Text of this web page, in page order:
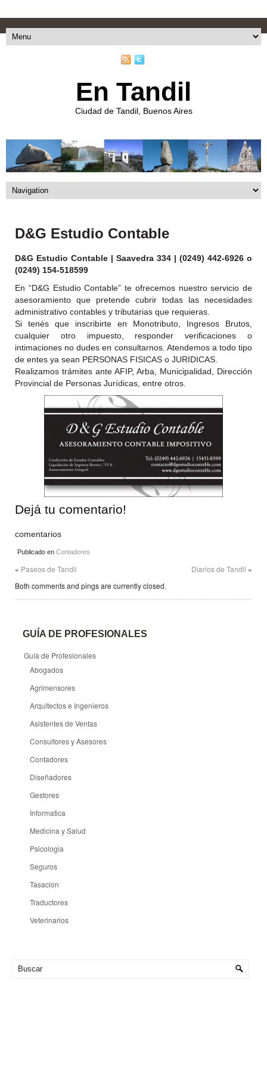
En Tandil
Ciudad de Tandil, Buenos Aires
D&G Estudio Contable
D&G Estudio Contable | Saavedra 334 | (0249) 442-6926 o
(0249) 154-518599
En “D&G Estudio Contable” te ofrecemos nuestro servicio de
asesoramiento que pretende cubrir todas las necesidades
administrativo contables y tributarias que requieras.
Si tenés que inscribirte en Monotributo, Ingresos Brutos,
cualquier otro impuesto, responder verificaciones o
intimaciones no dudes en consultarnos. Atendemos a todo tipo
de entes ya sean PERSONAS FISICAS o JURIDICAS.
Realizamos trámites ante AFIP, Arba, Municipalidad, Dirección
Provincial de Personas Jurídicas, entre otros.
Dejá tu comentario!
comentarios
Publicado en Contadores
« Paseos de Tandil Diarios de Tandil »
Both comments and pings are currently closed.
GUÍA DE PROFESIONALES
Guía de Profesionales
Abogados
Agrimensores
Arquitectos e Ingenieros
Asistentes de Ventas
Consultores y Asesores
Contadores
Diseñadores
Gestores
Informatica
Medicina y Salud
Psicologia
Seguros
Tasacion
Traductores
Veterinarios